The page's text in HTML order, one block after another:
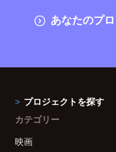
あなたのプ
プロジェクトを探す
カテゴリー
映画